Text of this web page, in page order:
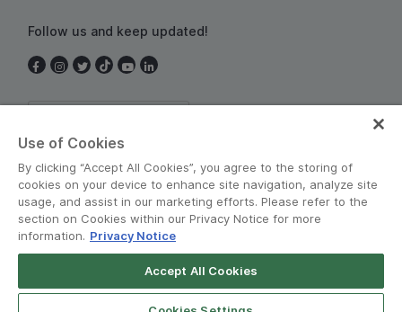
Follow us and keep updated!
© Grab 2010 - 2026
Use of Cookies
By clicking “Accept All Cookies”, you agree to the storing of
cookies on your device to enhance site navigation, analyze site
usage, and assist in our marketing efforts. Please refer to the
section on Cookies within our Privacy Notice for more
information. Privacy Notice
Accept All Cookies